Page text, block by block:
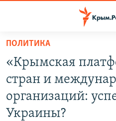
Вернуться
основному
содержанию
Вернутся
главной
СПЕЦПРОЕКТЫ
КАРТА ВОЕННЫХ ОБЪЕКТОВ
ВОДА
ИСТОРИЯ
ПОЛИТИКА
«Крымская
стран и
организаций:
Украины?